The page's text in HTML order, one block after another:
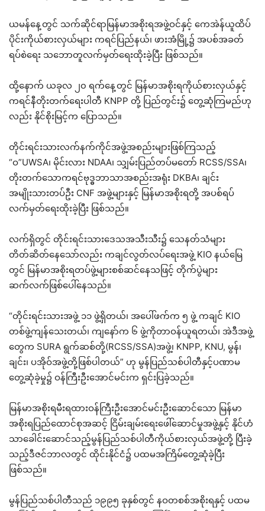
ယမန်နေ့တွင် သက်ဆိုင်ရာမြန်မာအစိုးရအဖွဲ့ဝင်နှင့် ကေအဲန်ယူထိပ်
ပိုင်းကိုယ်စားလှယ်များ ကရင်ပြည်နယ်၊ ဖားအံမြို့၌ အပစ်အခတ်
ရပ်စဲရေး သဘောတူလက်မှတ်ရေးထိုးခဲ့ပြီး ဖြစ်သည်။
ထို့နောက် ယခုလ ၂၀ ရက်နေ့တွင် မြန်မာအစိုးရကိုယ်စားလှယ်နှင့်
ကရင်နီတိုးတက်ရေးပါတီ KNPP တို့ ပြည်တွင်း၌ တွေ့ဆုံကြမည်ဟု
လည်း နိုင်စိုးမြင့်က ပြောသည်။
တိုင်းရင်းသားလက်နက်ကိုင်အဖွဲ့အစည်းများဖြစ်ကြသည့်
“ဝ”UWSA၊ မိုင်းလား NDAA၊ သျှမ်းပြည်တပ်မတော် RCSS/SSA၊
တိုးတက်သောကရင်ဗုဒ္ဓဘာသာအစည်းအရုံး DKBA၊ ချင်း
အမျိုးသားတပ်ဦး CNF အဖွဲ့များနှင့် မြန်မာအစိုးရတို့ အပစ်ရပ်
လက်မှတ်ရေးထိုးခဲ့ပြီး ဖြစ်သည်။
လက်ရှိတွင် တိုင်းရင်းသားဒေသအသီးသီး၌ သေနတ်သံများ
တိတ်ဆိတ်နေသော်လည်း ကချင်လွတ်လပ်ရေးအဖွဲ့ KIO နယ်မြေ
တွင် မြန်မာအစိုးရတပ်ဖွဲ့များစစ်ဆင်နေသဖြင့် တိုက်ပွဲများ
ဆက်လက်ဖြစ်ပေါ်နေသည်။
“တိုင်းရင်းသားအဖွဲ့ ၁၁ ဖွဲ့ရှိတယ်၊ အပေါ်ဖက်က ၅ ဖွဲ့ ကချင် KIO
တစ်ဖွဲ့ကျန်သေးတယ်၊ ကျနော်က ၆ ဖွဲ့ကိုတာဝန်ယူရတယ်၊ အဲဒီအဖွဲ့
တွေက SURA ရွက်ဆစ်တို့(RCSS/SSA)အဖွဲ့၊ KNPP, KNU, မွန်၊
ချင်း၊ ပအိုဝ်အဖွဲ့တို့ဖြစ်ပါတယ်” ဟု မွန်ပြည်သစ်ပါတီနှင့်ပဏာမ
တွေ့ဆုံခဲ့မှု၌ ဝန်ကြီးဦးအောင်မင်းက ရှင်းပြခဲ့သည်။
မြန်မာအစိုးရမီးရထားဝန်ကြီးဦးအောင်မင်းဦးဆောင်သော မြန်မာ
အစိုးရပြည်ထောင်စုအဆင့် ငြိမ်းချမ်းရေးဖေါ်ဆောင်မှုအဖွဲ့နှင့် နိုင်ဟံ
သာခေါင်းဆောင်သည့်မွန်ပြည်သစ်ပါတီကိုယ်စားလှယ်အဖွဲ့တို့ ပြီးခဲ့
သည့်ဒီဇင်ဘာလတွင် ထိုင်းနိုင်ငံ၌ ပထမအကြိမ်တွေ့ဆုံခဲ့ပြီး
ဖြစ်သည်။
မွန်ပြည်သစ်ပါတီသည် ၁၉၉၅ ခုနှစ်တွင် နဝတစစ်အစိုးရနှင့် ပထမ